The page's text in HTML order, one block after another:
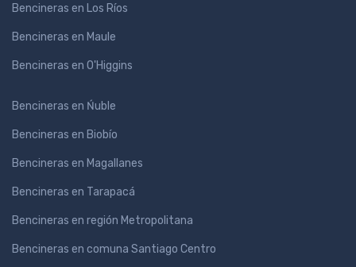
Bencineras en Los Ríos
Bencineras en Maule
Bencineras en O'Higgins
Bencineras en Ńuble
Bencineras en Biobío
Bencineras en Magallanes
Bencineras en Tarapacá
Bencineras en región Metropolitana
Bencineras en comuna Santiago Centro